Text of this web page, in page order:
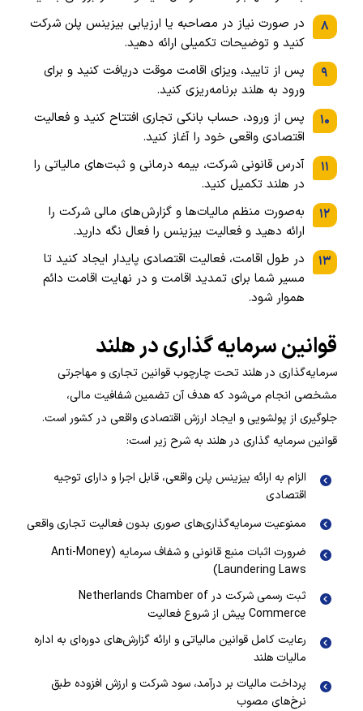
۸
در صورت نیاز در مصاحبه یا ارزیابی بیزینس پلن شرکت
کنید و توضیحات تکمیلی ارائه دهید.
۹
پس از تایید، ویزای اقامت موقت دریافت کنید و برای
ورود به هلند برنامه‌ریزی کنید.
۱۰
پس از ورود، حساب بانکی تجاری افتتاح کنید و فعالیت
اقتصادی واقعی خود را آغاز کنید.
۱۱
آدرس قانونی شرکت، بیمه درمانی و ثبت‌های مالیاتی را
در هلند تکمیل کنید.
۱۲
به‌صورت منظم مالیات‌ها و گزارش‌های مالی شرکت را
ارائه دهید و فعالیت بیزینس را فعال نگه دارید.
۱۳
در طول اقامت، فعالیت اقتصادی پایدار ایجاد کنید تا
مسیر شما برای تمدید اقامت و در نهایت اقامت دائم
هموار شود.
قوانین سرمایه گذاری در هلند
سرمایه‌گذاری در هلند تحت چارچوب قوانین تجاری و مهاجرتی
مشخصی انجام می‌شود که هدف آن تضمین شفافیت مالی،
جلوگیری از پولشویی و ایجاد ارزش اقتصادی واقعی در کشور است.
قوانین سرمایه گذاری در هلند به شرح زیر است:
الزام به ارائه بیزینس پلن واقعی، قابل اجرا و دارای توجیه
اقتصادی
ممنوعیت سرمایه‌گذاری‌های صوری بدون فعالیت تجاری واقعی
ضرورت اثبات منبع قانونی و شفاف سرمایه (Anti-Money
Laundering Laws)
ثبت رسمی شرکت در Netherlands Chamber of
Commerce پیش از شروع فعالیت
رعایت کامل قوانین مالیاتی و ارائه گزارش‌های دوره‌ای به اداره
مالیات هلند
پرداخت مالیات بر درآمد، سود شرکت و ارزش افزوده طبق
نرخ‌های مصوب